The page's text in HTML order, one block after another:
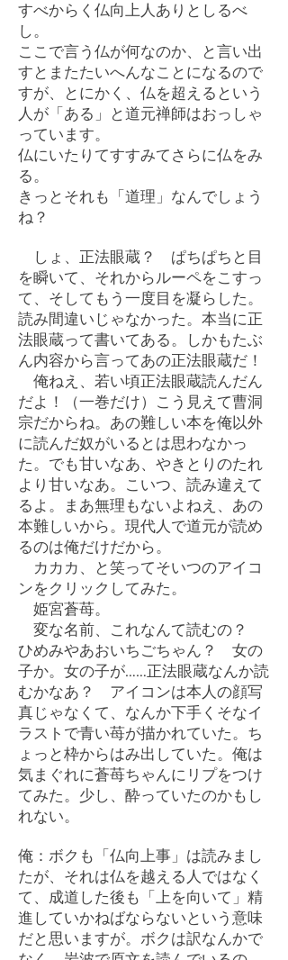
すべからく仏向上人ありとしるべ
し。
ここで言う仏が何なのか、と言い出
すとまたたいへんなことになるので
すが、とにかく、仏を超えるという
人が「ある」と道元禅師はおっしゃ
っています。
仏にいたりてすすみてさらに仏をみ
る。
きっとそれも「道理」なんでしょう
ね？
しょ、正法眼蔵？ ぱちぱちと目
を瞬いて、それからルーペをこすっ
て、そしてもう一度目を凝らした。
読み間違いじゃなかった。本当に正
法眼蔵って書いてある。しかもたぶ
ん内容から言ってあの正法眼蔵だ！
俺ねえ、若い頃正法眼蔵読んだん
だよ！（一巻だけ）こう見えて曹洞
宗だからね。あの難しい本を俺以外
に読んだ奴がいるとは思わなかっ
た。でも甘いなあ、やきとりのたれ
より甘いなあ。こいつ、読み違えて
るよ。まあ無理もないよねえ、あの
本難しいから。現代人で道元が読め
るのは俺だけだから。
カカカ、と笑ってそいつのアイコ
ンをクリックしてみた。
姫宮蒼苺。
変な名前、これなんて読むの？
ひめみやあおいちごちゃん？ 女の
子か。女の子が……正法眼蔵なんか読
むかなあ？ アイコンは本人の顔写
真じゃなくて、なんか下手くそなイ
ラストで青い苺が描かれていた。ち
ょっと枠からはみ出していた。俺は
気まぐれに蒼苺ちゃんにリプをつけ
てみた。少し、酔っていたのかもし
れない。
俺：ボクも「仏向上事」は読みまし
たが、それは仏を越える人ではなく
て、成道した後も「上を向いて」精
進していかねばならないという意味
だと思いますが。ボクは訳なんかで